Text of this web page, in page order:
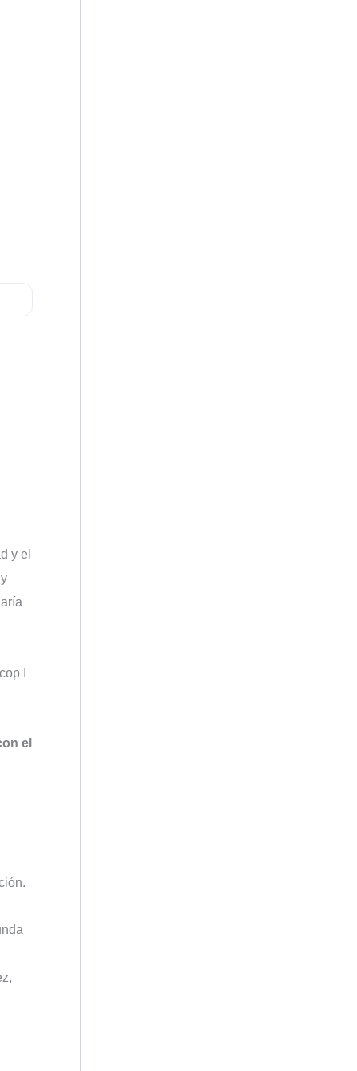
y el
y
I
el